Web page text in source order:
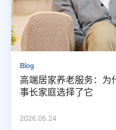
Blog
高端居家养老服务：为
事长家庭选择了它
2026.05.24